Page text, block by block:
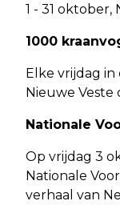
1 - 31
1000
Elke vrijdag in
Nieuwe
Nationale
Op vrijdag 3
Nationale
verhaal van